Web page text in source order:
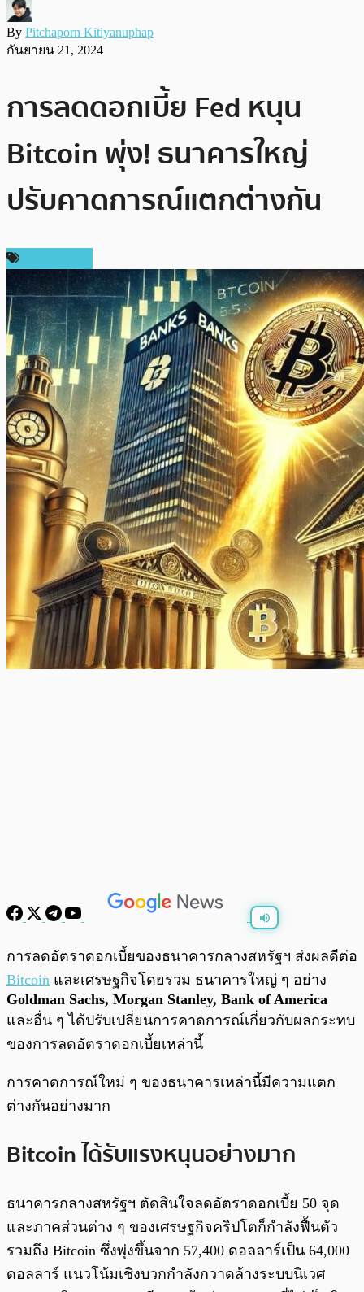
By Pitchaporn Kitiyanuphap
กันยายน 21, 2024
การลดดอกเบี้ย Fed หนุน
Bitcoin พุ่ง! ธนาคารใหญ่
ปรับคาดการณ์แตกต่างกัน
พร้อมเล่น 0:00 /
การลดอัตราดอกเบี้ยของธนาคารกลางสหรัฐฯ ส่งผลดีต่อ
Bitcoin และเศรษฐกิจโดยรวม ธนาคารใหญ่ ๆ อย่าง
Goldman Sachs, Morgan Stanley, Bank of America
และอื่น ๆ ได้ปรับเปลี่ยนการคาดการณ์เกี่ยวกับผลกระทบ
ของการลดอัตราดอกเบี้ยเหล่านี้
การคาดการณ์ใหม่ ๆ ของธนาคารเหล่านี้มีความแตก
ต่างกันอย่างมาก
Bitcoin ได้รับแรงหนุนอย่างมาก
ธนาคารกลางสหรัฐฯ ตัดสินใจลดอัตราดอกเบี้ย 50 จุด
และภาคส่วนต่าง ๆ ของเศรษฐกิจคริปโตก็กำลังฟื้นตัว
รวมถึง Bitcoin ซึ่งพุ่งขึ้นจาก 57,400 ดอลลาร์เป็น 64,000
ดอลลาร์ แนวโน้มเชิงบวกกำลังกวาดล้างระบบนิเวศ